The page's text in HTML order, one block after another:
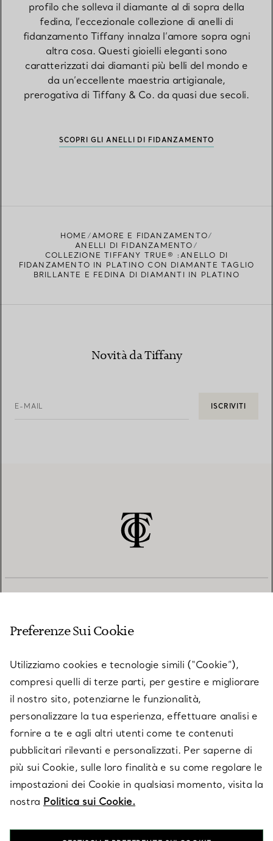
profilo che solleva il diamante al di sopra della
fedina, l’eccezionale collezione di anelli di
fidanzamento Tiffany innalza l’amore sopra ogni
altra cosa. Questi gioielli eleganti sono
caratterizzati dai diamanti più belli del mondo e
da un’eccellente maestria artigianale,
prerogativa di Tiffany & Co. da quasi due secoli.
SCOPRI GLI ANELLI DI FIDANZAMENTO
HOME
AMORE E FIDANZAMENTO
ANELLI DI FIDANZAMENTO
COLLEZIONE TIFFANY TRUE® :ANELLO DI
FIDANZAMENTO IN PLATINO CON DIAMANTE TAGLIO
BRILLANTE E FEDINA DI DIAMANTI IN PLATINO
Novità da Tiffany
E-MAIL ISCRIVITI
SU TIFFANY & CO.
LEGALE
SEGUICI
Preferenze Sui Cookie
Utilizziamo cookies e tecnologie simili (“Cookie”),
compresi quelli di terze parti, per gestire e migliorare
il nostro sito, potenziarne le funzionalità,
personalizzare la tua esperienza, effettuare analisi e
fornire a te e agli altri utenti come te contenuti
pubblicitari rilevanti e personalizzati. Per saperne di
più sui Cookie, sulle loro finalità e su come regolare le
impostazioni dei Cookie in qualsiasi momento, visita la
nostra Politica sui Cookie.